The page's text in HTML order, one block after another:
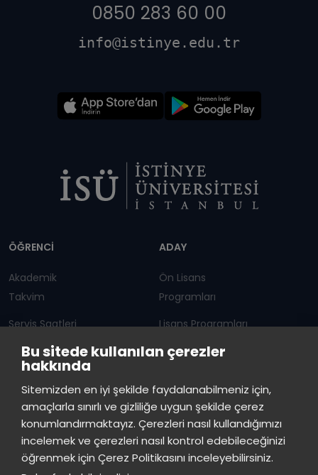
Bu sitede kullanılan çerezler
hakkında
Sitemizden en iyi şekilde faydalanabilmeniz için,
amaçlarla sınırlı ve gizliliğe uygun şekilde çerez
konumlandırmaktayız. Çerezleri nasıl kullandığımızı
incelemek ve çerezleri nasıl kontrol edebileceğinizi
öğrenmek için Çerez Politikasını inceleyebilirsiniz.
0850 283 60 00
info@istinye.edu.tr
ÖĞRENCİ
Akademik
Takvim
Servis Saatleri
Duyurular
ADAY
Ön Lisans
Programları
Lisans Programları
Lisansüstü
İSTİNYE
Basın
Kiti
İhaleler İstinye Post Kampüslerimiz
çevrimiçi
İstinye Üniversitesi
Merhaba! Size nasıl yardımcı
olabilirim?